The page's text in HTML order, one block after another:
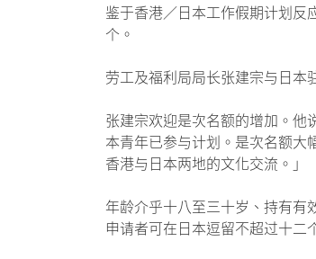
鉴于香港／日本工作假期计划反
个。
劳工及福利局局长张建宗与日本
张建宗欢迎是次名额的增加。他
本青年已参与计划。是次名额大
香港与日本两地的文化交流。」
年龄介乎十八至三十岁、持有有
申请者可在日本逗留不超过十二